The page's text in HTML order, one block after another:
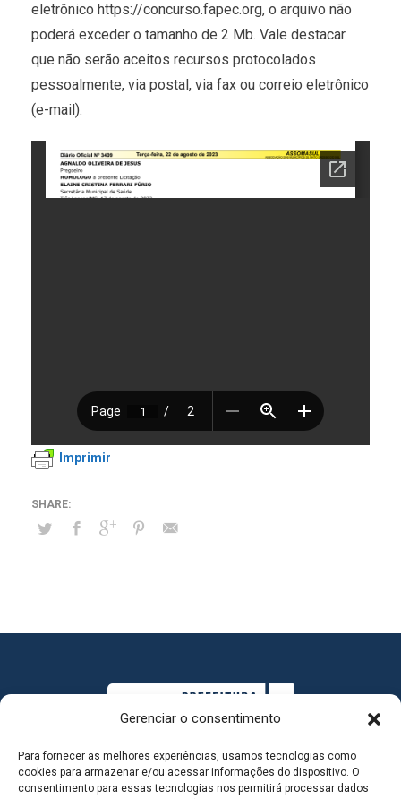
Gerenciar o consentimento
Para fornecer as melhores experiências, usamos tecnologias como
cookies para armazenar e/ou acessar informações do dispositivo. O
consentimento para essas tecnologias nos permitirá processar dados
eletrônico https://concurso.fapec.org, o arquivo não
poderá exceder o tamanho de 2 Mb. Vale destacar
que não serão aceitos recursos protocolados
pessoalmente, via postal, via fax ou correio eletrônico
(e-mail).
Imprimir